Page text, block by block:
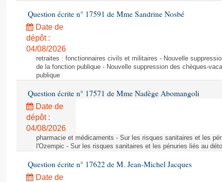
Question écrite n° 17591 de Mme Sandrine Nosbé
Date de
dépôt :
04/08/2026
retraites : fonctionnaires civils et militaires - Nouvelle
de la fonction publique - Nouvelle suppression des chèques-
publique
Question écrite n° 17571 de Mme Nadège Abomangoli
Date de
dépôt :
04/08/2026
pharmacie et médicaments - Sur les risques sanitaires et les
l'Ozempic - Sur les risques sanitaires et les pénuries liés au
Question écrite n° 17622 de M. Jean-Michel Jacques
Date de